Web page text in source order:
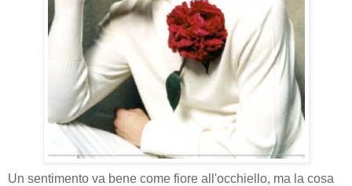
Un sentimento va bene come fiore all'occhiello, ma la cosa